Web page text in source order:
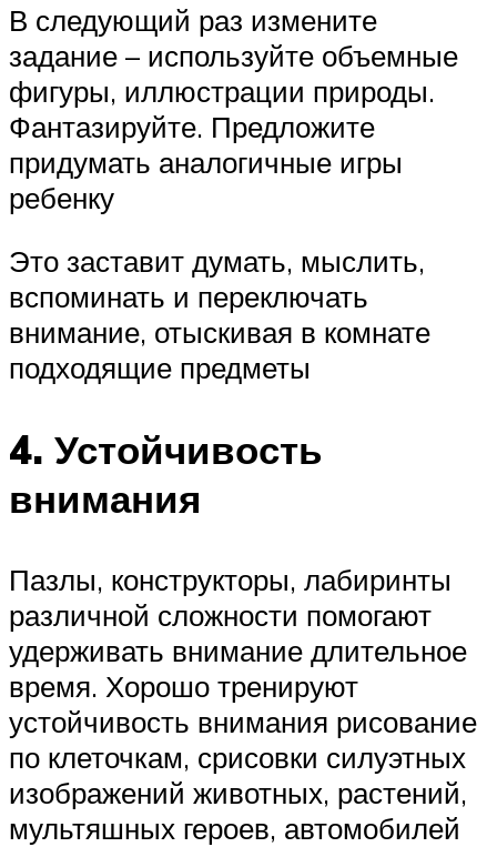
В следующий раз измените
задание – используйте объемные
фигуры, иллюстрации природы.
Фантазируйте. Предложите
придумать аналогичные игры
ребенку
Это заставит думать, мыслить,
вспоминать и переключать
внимание, отыскивая в комнате
подходящие предметы
4. Устойчивость
внимания
Пазлы, конструкторы, лабиринты
различной сложности помогают
удерживать внимание длительное
время. Хорошо тренируют
устойчивость внимания рисование
по клеточкам, срисовки силуэтных
изображений животных, растений,
мультяшных героев, автомобилей